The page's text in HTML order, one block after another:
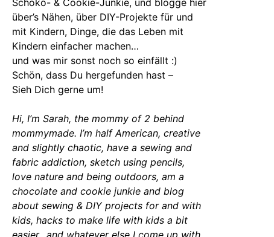
Schoko- & Cookie-Junkie, und blogge hier
über’s Nähen, über DIY-Projekte für und
mit Kindern, Dinge, die das Leben mit
Kindern einfacher machen…
und was mir sonst noch so einfällt :)
Schön, dass Du hergefunden hast –
Sieh Dich gerne um!
Hi, I’m Sarah, the mommy of 2 behind
mommymade. I’m half American, creative
and slightly chaotic, have a sewing and
fabric addiction, sketch using pencils,
love nature and being outdoors, am a
chocolate and cookie junkie and blog
about sewing & DIY projects for and with
kids, hacks to make life with kids a bit